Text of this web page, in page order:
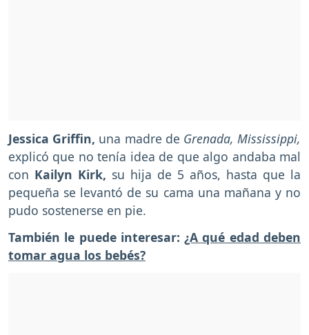
Jessica Griffin, una madre de Grenada, Mississippi,
explicó que no tenía idea de que algo andaba mal
con Kailyn Kirk, su hija de 5 años, hasta que la
pequeña se levantó de su cama una mañana y no
pudo sostenerse en pie.
También le puede interesar:¿A qué edad deben
tomar agua los bebés?